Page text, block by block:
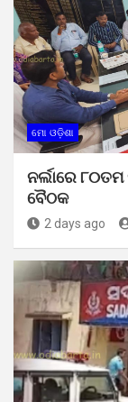
ମୋ ଓଡ଼ିଶା
ନର୍ଲାରେ
ବୈଠକ
2 days ago